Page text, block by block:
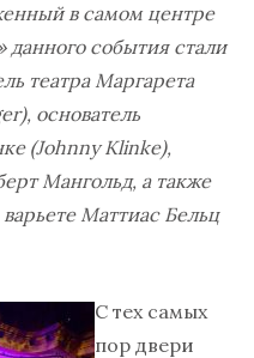
в самом центре
события стали
театра Маргарета
основатель
(Johnny Klinke),
Мангольд, а также
Маттиас Бельц
С тех самых
пор двери